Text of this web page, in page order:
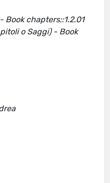
Book chapters::1.2.01
o Saggi) - Book